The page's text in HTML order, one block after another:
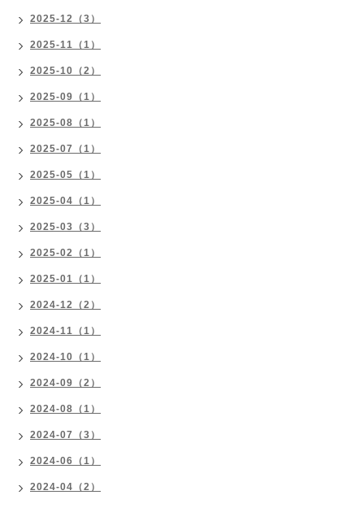
2025-12（3）
2025-11（1）
2025-10（2）
2025-09（1）
2025-08（1）
2025-07（1）
2025-05（1）
2025-04（1）
2025-03（3）
2025-02（1）
2025-01（1）
2024-12（2）
2024-11（1）
2024-10（1）
2024-09（2）
2024-08（1）
2024-07（3）
2024-06（1）
2024-04（2）